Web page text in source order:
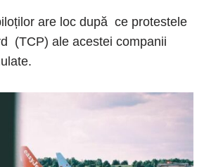
are loc după ce protestele
(TCP) ale acestei companii